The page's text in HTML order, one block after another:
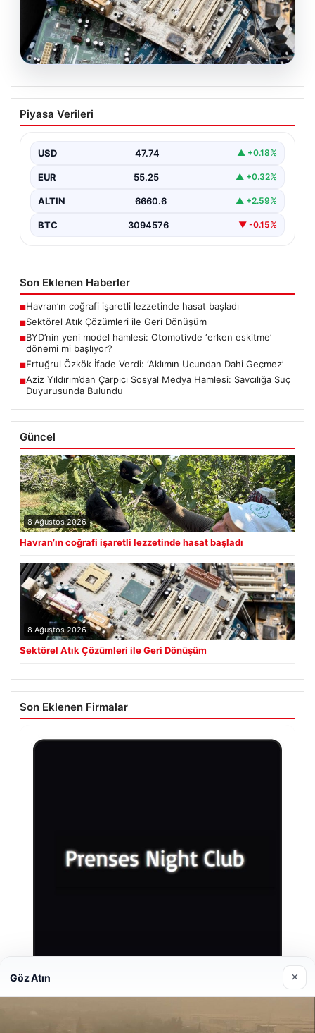
Sektörel Atık Çözümleri ile Geri
Dönüşüm
altyapı sistemlerini sürekli aralıklarla değiştirmektedir.
Bu güncelleme süreçlerinde…
Piyasa Verileri
USD 47.74 ▲ +0.18%
EUR 55.25 ▲ +0.32%
ALTIN 6660.6 ▲ +2.59%
BTC 3094576 ▼ -0.15%
Son Eklenen Haberler
■Havran’ın coğrafi işaretli lezzetinde hasat başladı
■Sektörel Atık Çözümleri ile Geri Dönüşüm
■BYD’nin yeni model hamlesi: Otomotivde ‘erken eskitme’
dönemi mi başlıyor?
■Ertuğrul Özkök İfade Verdi: ‘Aklımın Ucundan Dahi Geçmez’
■Aziz Yıldırım’dan Çarpıcı Sosyal Medya Hamlesi: Savcılığa Suç
Duyurusunda Bulundu
Güncel
8 Ağustos 2026
Havran’ın coğrafi işaretli lezzetinde hasat başladı
8 Ağustos 2026
Sektörel Atık Çözümleri ile Geri Dönüşüm
Son Eklenen Firmalar
Prenses Night Club
Göz Atın ×